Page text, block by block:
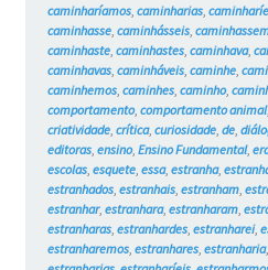
caminharíamos, caminharias,
caminhasse, caminhásseis,
caminhaste, caminhastes, caminhava,
caminhavas, caminháveis, caminhe,
caminhemos, caminhes, caminho,
comportamento, comportamento animal,
criatividade, crítica, curiosidade, de,
editoras, ensino, Ensino Fundamental,
escolas, esquete, essa, estranha,
estranhados, estranhais, estranham,
estranhar, estranhara, estranharam,
estranharas, estranhardes, estranharei,
estranharemos, estranhares, estranharia,